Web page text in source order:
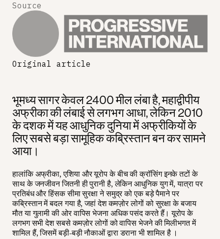
भूमध्य सागर केवल 2400 मील लंबा है, महाद्वीपीय
अफ्रीका की लंबाई से लगभग आधा, लेकिन 2010
के दशक में यह आधुनिक दुनिया में अफ्रीकियों के
लिए सबसे बड़ा सामूहिक कब्रिस्तान बन कर सामने
आया।
हालांकि अफ्रीका, एशिया और यूरोप के बीच की क्रॉसिंग इनके तटों के
साथ के जनजीवन जितनी ही पुरानी है, लेकिन आधुनिक युग में, यात्रा पर
प्रतिबंध और हिंसक सीमा सुरक्षा ने समुद्र को एक बड़े पैमाने पर
कब्रिस्तान में बदल गया है, जहां देश कमज़ोर लोगों को सुरक्षा के बजाय
मौत या गुलामी की ओर वापिस भेजना अधिक पसंद करते हैं। यूरोप के
लगभग सभी देश सबसे कमज़ोर लोगों को वापिस भेजने की मिलीभगत में
शामिल हैं, जिसमें बड़ी-बड़ी नौकाओं द्वारा डराना भी शामिल है ।
Source
Original article